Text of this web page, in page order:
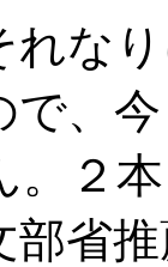
れな
で、
。２
部省